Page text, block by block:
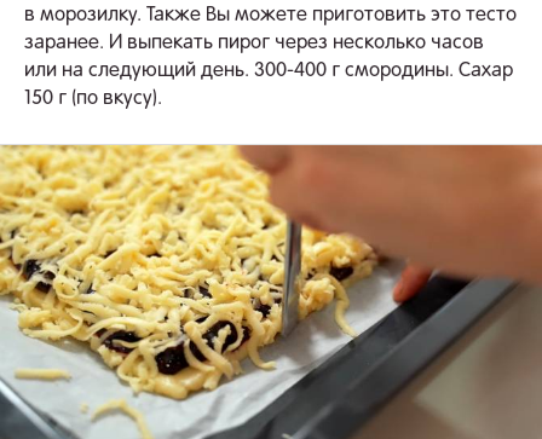
в морозилку. Также Вы можете приготовить это тесто
заранее. И выпекать пирог через несколько часов
или на следующий день. 300-400 г смородины. Сахар
150 г (по вкусу).